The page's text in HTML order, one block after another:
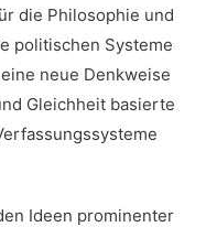
die⁤ Philosophie und⁤
politischen⁤ Systeme
neue ⁢Denkweise
Gleichheit⁢ basierte⁢
Ideen‍ prominenter